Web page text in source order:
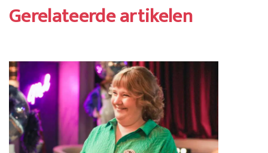
Gerelateerde artikelen